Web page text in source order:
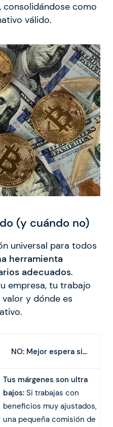
consolidándose como
válido.
(y cuándo no)
universal para todos
herramienta
adecuados.
empresa, tu trabajo
y dónde es
NO: Mejor espera si…
Tus márgenes son ultra
bajos:Si trabajas con
beneficios muy ajustados,
una pequeña comisión de